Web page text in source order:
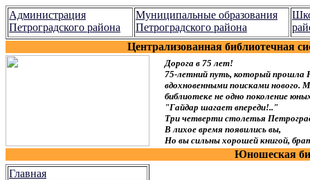
Администрация
Петроградского района
Муниципальные образования
Петроградского района
Дорога в 75 лет!
75-летний путь, который
вдохновенными поисками нового.
библиотеке не одно поколение
"Гайдар шагает впереди!.."
Три четверти столетья
В лихое время появились вы,
Но вы сильны хорошей книгой,
Централизованная библиотечная
Главная
Юношеская